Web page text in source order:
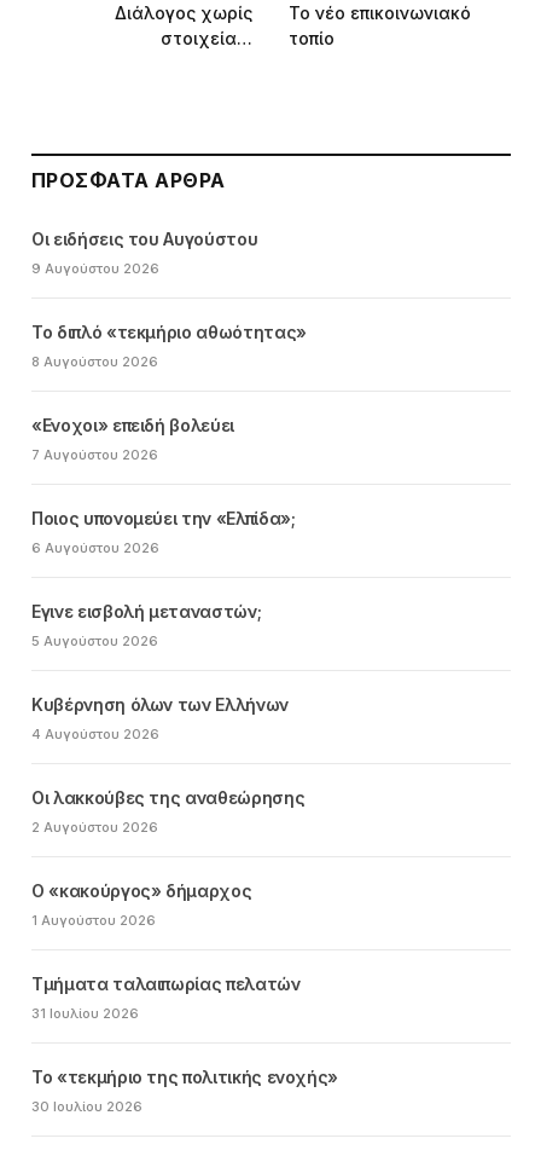
Διάλογος χωρίς
στοιχεία…
Το νέο επικοινωνιακό
τοπίο
ΠΡΌΣΦΑΤΑ ΆΡΘΡΑ
Οι ειδήσεις του Αυγούστου
9 Αυγούστου 2026
Το διπλό «τεκμήριο αθωότητας»
8 Αυγούστου 2026
«Ενοχοι» επειδή βολεύει
7 Αυγούστου 2026
Ποιος υπονομεύει την «Ελπίδα»;
6 Αυγούστου 2026
Εγινε εισβολή μεταναστών;
5 Αυγούστου 2026
Κυβέρνηση όλων των Ελλήνων
4 Αυγούστου 2026
Οι λακκούβες της αναθεώρησης
2 Αυγούστου 2026
Ο «κακούργος» δήμαρχος
1 Αυγούστου 2026
Τμήματα ταλαιπωρίας πελατών
31 Ιουλίου 2026
Το «τεκμήριο της πολιτικής ενοχής»
30 Ιουλίου 2026